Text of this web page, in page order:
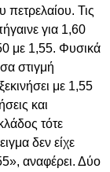
πετρελαίου. Τις
για 1,60
με 1,55. Φυσικά
στιγμή
με 1,55
και
τότε
δεν είχε
αναφέρει. Δύο